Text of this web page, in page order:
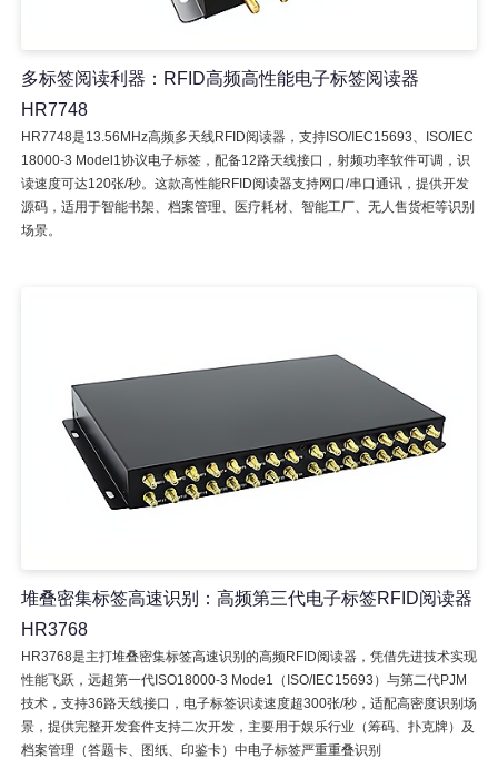
多标签阅读利器：RFID高频高性能电子标签阅读器
HR7748
HR7748是13.56MHz高频多天线RFID阅读器，支持ISO/IEC15693、ISO/IEC
18000-3 Model1协议电子标签，配备12路天线接口，射频功率软件可调，识
读速度可达120张/秒。这款高性能RFID阅读器支持网口/串口通讯，提供开发
源码，适用于智能书架、档案管理、医疗耗材、智能工厂、无人售货柜等识别
场景。
堆叠密集标签高速识别：高频第三代电子标签RFID阅读器
HR3768
HR3768是主打堆叠密集标签高速识别的高频RFID阅读器，凭借先进技术实现
性能飞跃，远超第一代ISO18000-3 Mode1（ISO/IEC15693）与第二代PJM
技术，支持36路天线接口，电子标签识读速度超300张/秒，适配高密度识别场
景，提供完整开发套件支持二次开发，主要用于娱乐行业（筹码、扑克牌）及
档案管理（答题卡、图纸、印鉴卡）中电子标签严重重叠识别